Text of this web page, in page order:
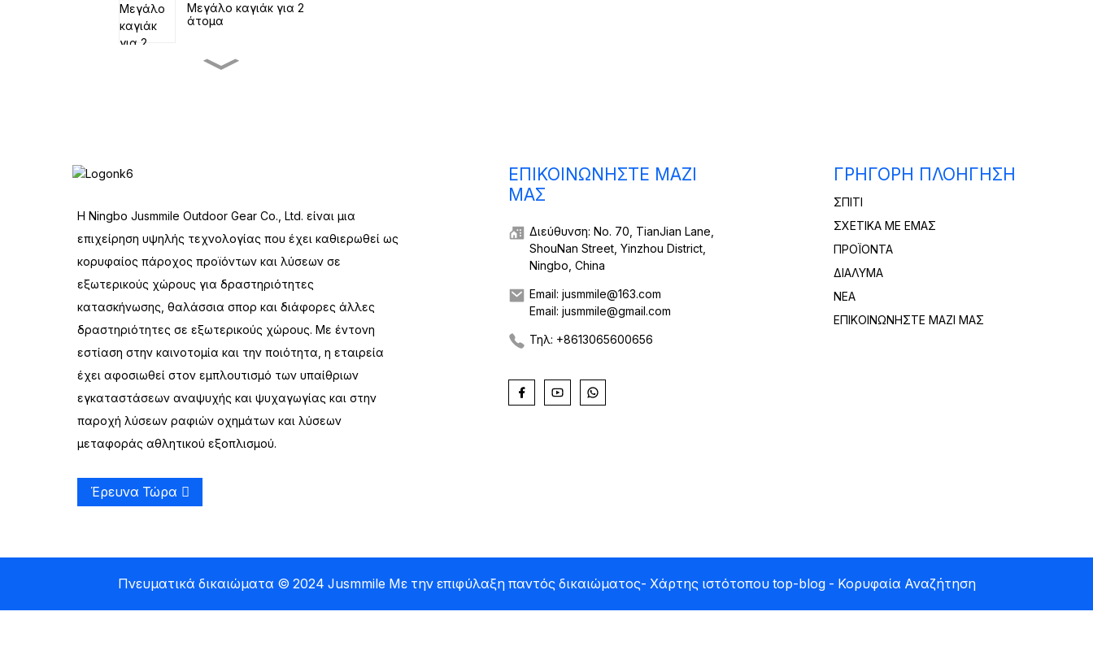
Μεγάλο καγιάκ για 2
άτομα
Οικογενειακή σκηνή
Four Tunnel
Βαγόνι Εξωτερικής
Χρήσης
Εξωτερικό Πλαστικό
Μονό Κανό Ψαρέματος
Tandem Ψυχαγωγικό
Καγιάκ Κωπηλασίας
Η Ningbo Jusmmile Outdoor Gear Co., Ltd. είναι μια
επιχείρηση υψηλής τεχνολογίας που έχει καθιερωθεί ως
κορυφαίος πάροχος προϊόντων και λύσεων σε
εξωτερικούς χώρους για δραστηριότητες
κατασκήνωσης, θαλάσσια σπορ και διάφορες άλλες
δραστηριότητες σε εξωτερικούς χώρους. Με έντονη
εστίαση στην καινοτομία και την ποιότητα, η εταιρεία
έχει αφοσιωθεί στον εμπλουτισμό των υπαίθριων
εγκαταστάσεων αναψυχής και ψυχαγωγίας και στην
παροχή λύσεων ραφιών οχημάτων και λύσεων
μεταφοράς αθλητικού εξοπλισμού.
Έρευνα Τώρα
ΕΠΙΚΟΙΝΩΝΉΣΤΕ ΜΑΖΊ
ΜΑΣ
Διεύθυνση: No. 70, TianJian Lane,
ShouNan Street, Yinzhou District,
Ningbo, China
Email: jusmmile@163.com
Email: jusmmile@gmail.com
Τηλ: +8613065600656
ΓΡΉΓΟΡΗ ΠΛΟΉΓΗΣΗ
ΣΠΊΤΙ
ΣΧΕΤΙΚΆ ΜΕ ΕΜΆΣ
ΠΡΟΪΌΝΤΑ
ΔΙΆΛΥΜΑ
ΝΈΑ
ΕΠΙΚΟΙΝΩΝΉΣΤΕ ΜΑΖΊ ΜΑΣ
Πνευματικά δικαιώματα © 2024 Jusmmile Με την επιφύλαξη παντός δικαιώματος- Χάρτης ιστότοπου top-blog - Κορυφαία Αναζήτηση